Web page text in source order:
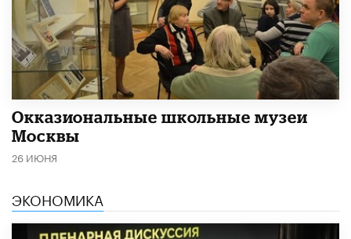
​Окказиональные школьные музеи
Москвы
26 ИЮНЯ
ЭКОНОМИКА